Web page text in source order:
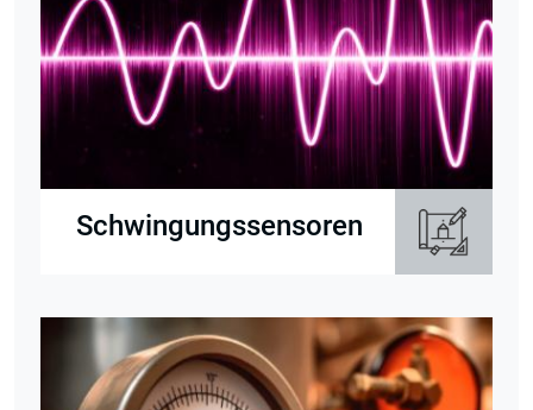
Schwingungssensoren